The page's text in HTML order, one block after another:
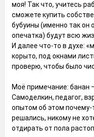
моя! Так что, учитесь
сможете купить
бубуины (именно так он
опечатка) будут всю
И далее что-то в духе:
корыто, под окнами
проверю, чтобы было
Моё примечание: банан
Самоделкин, педагог,
опытом об этом почему-
решались, никому не
отдирать от пола